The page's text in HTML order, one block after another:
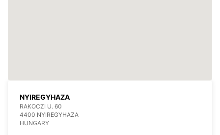
NYIREGYHAZA
RAKOCZI U. 60
4400 NYIREGYHAZA
HUNGARY